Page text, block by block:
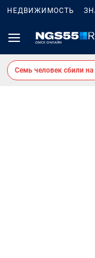
НЕДВИЖИМОСТЬ
Семь человек сбили